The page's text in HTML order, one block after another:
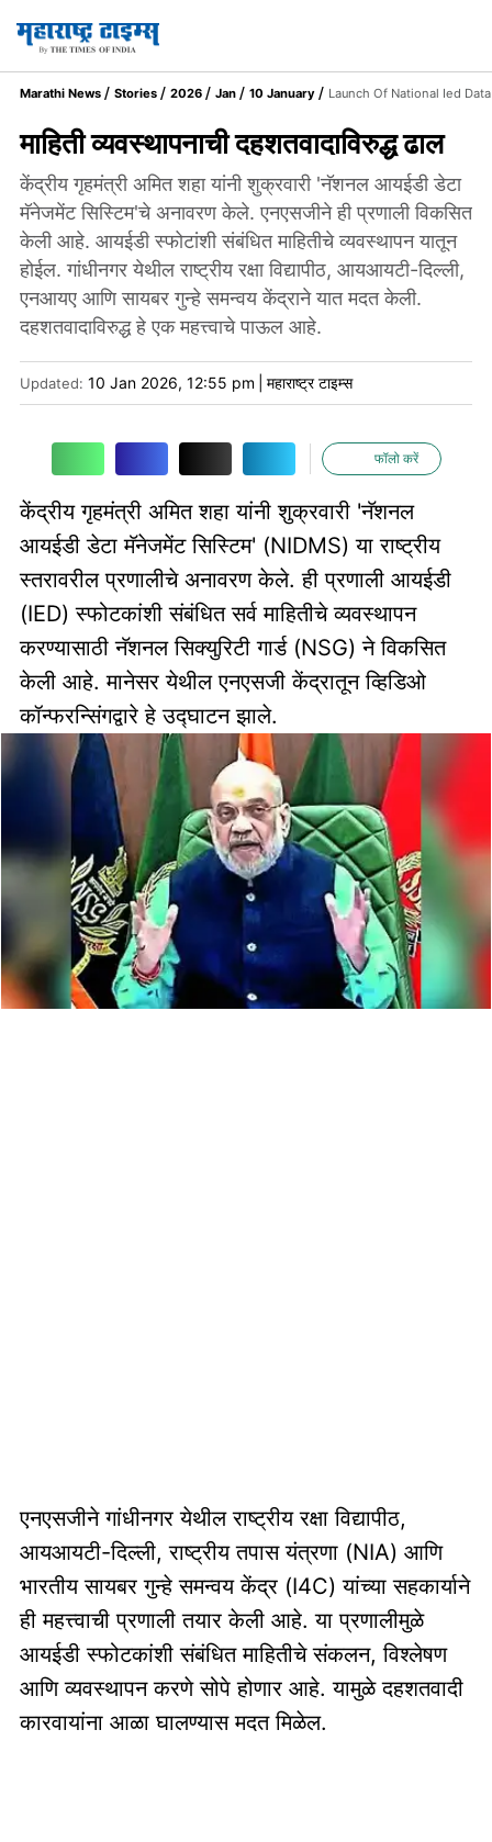
Marathi News Stories 2026 Jan 10 January Launch Of National Ied
माहिती व्यवस्थापनाची दहशतवादाविरुद्ध ढाल
केंद्रीय गृहमंत्री अमित शहा यांनी शुक्रवारी 'नॅशनल आयईडी डेटा
मॅनेजमेंट सिस्टिम'चे अनावरण केले. एनएसजीने ही प्रणाली विकसित
केली आहे. आयईडी स्फोटांशी संबंधित माहितीचे व्यवस्थापन यातून
होईल. गांधीनगर येथील राष्ट्रीय रक्षा विद्यापीठ, आयआयटी-दिल्ली,
एनआयए आणि सायबर गुन्हे समन्वय केंद्राने यात मदत केली.
दहशतवादाविरुद्ध हे एक महत्त्वाचे पाऊल आहे.
Updated: 10 Jan 2026, 12:55 pm महाराष्ट्र टाइम्स
फॉलो करें
केंद्रीय गृहमंत्री अमित शहा यांनी शुक्रवारी 'नॅशनल
आयईडी डेटा मॅनेजमेंट सिस्टिम' (NIDMS) या राष्ट्रीय
स्तरावरील प्रणालीचे अनावरण केले. ही प्रणाली आयईडी
(IED) स्फोटकांशी संबंधित सर्व माहितीचे व्यवस्थापन
करण्यासाठी नॅशनल सिक्युरिटी गार्ड (NSG) ने विकसित
केली आहे. मानेसर येथील एनएसजी केंद्रातून व्हिडिओ
कॉन्फरन्सिंगद्वारे हे उद्घाटन झाले.
एनएसजीने गांधीनगर येथील राष्ट्रीय रक्षा विद्यापीठ,
आयआयटी-दिल्ली, राष्ट्रीय तपास यंत्रणा (NIA) आणि
भारतीय सायबर गुन्हे समन्वय केंद्र (I4C) यांच्या सहकार्याने
ही महत्त्वाची प्रणाली तयार केली आहे. या प्रणालीमुळे
आयईडी स्फोटकांशी संबंधित माहितीचे संकलन, विश्लेषण
आणि व्यवस्थापन करणे सोपे होणार आहे. यामुळे दहशतवादी
कारवायांना आळा घालण्यास मदत मिळेल.